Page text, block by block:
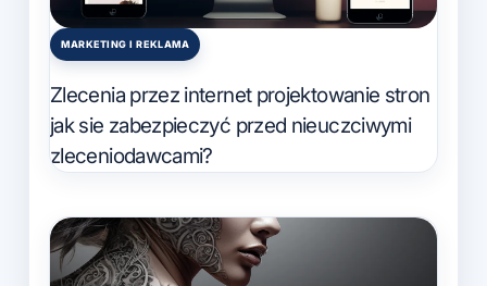
Posted
MARKETING I REKLAMA
Zlecenia przez internet projektowanie stron
jak sie zabezpieczyć przed nieuczciwymi
zleceniodawcami?